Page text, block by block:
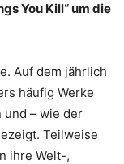
You Kill“ um die
Auf dem jährlich
häufig Werke
und – wie der
Teilweise
ihre Welt-,